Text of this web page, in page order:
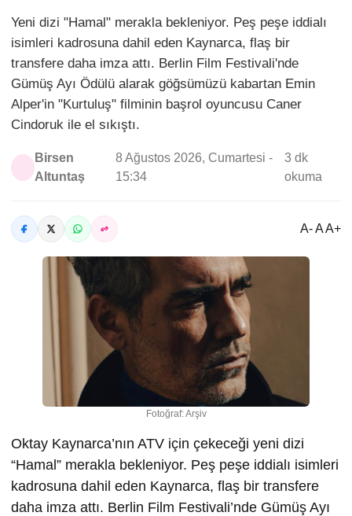
Yeni dizi "Hamal" merakla bekleniyor. Peş peşe iddialı
isimleri kadrosuna dahil eden Kaynarca, flaş bir
transfere daha imza attı. Berlin Film Festivali'nde
Gümüş Ayı Ödülü alarak göğsümüzü kabartan Emin
Alper'in "Kurtuluş" filminin başrol oyuncusu Caner
Cindoruk ile el sıkıştı.
Birsen
Altuntaş
8 Ağustos 2026, Cumartesi -
15:34
3 dk
okuma
A- A A+
Fotoğraf: Arşiv
Oktay Kaynarca’nın ATV için çekeceği yeni dizi
“Hamal” merakla bekleniyor. Peş peşe iddialı isimleri
kadrosuna dahil eden Kaynarca, flaş bir transfere
daha imza attı. Berlin Film Festivali’nde Gümüş Ayı